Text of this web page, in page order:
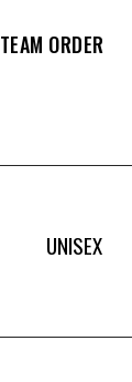
TEAM ORDER
UNISEX